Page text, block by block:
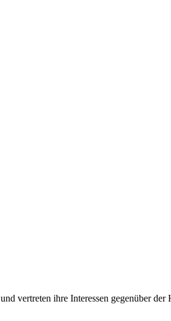
vertreten ihre Interessen gegenüber der